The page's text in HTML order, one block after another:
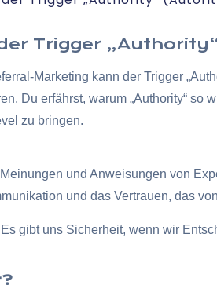
Trigger
Marketing kann der Trigger
Du erfährst, warum „Authority“ so
zu bringen.
und Anweisungen von
und das Vertrauen, das
gibt uns Sicherheit, wenn wir